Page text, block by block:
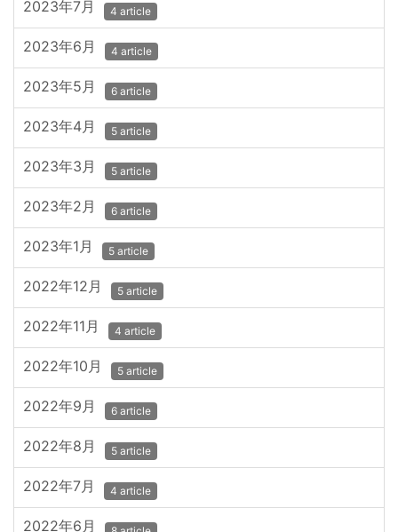
2023年7月 4 article
2023年6月 4 article
2023年5月 6 article
2023年4月 5 article
2023年3月 5 article
2023年2月 6 article
2023年1月 5 article
2022年12月 5 article
2022年11月 4 article
2022年10月 5 article
2022年9月 6 article
2022年8月 5 article
2022年7月 4 article
2022年6月